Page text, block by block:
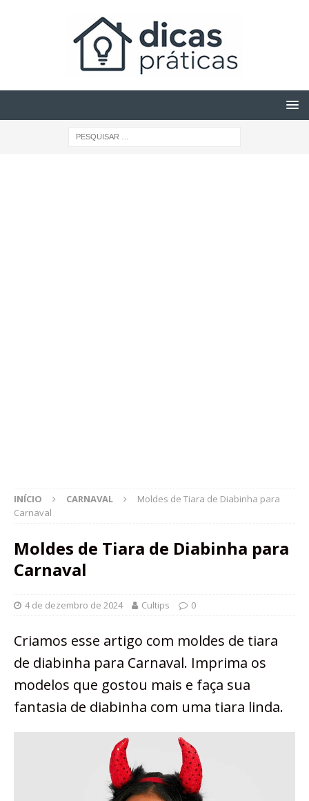
INÍCIO CARNAVAL
Moldes de Tiara de Diabinha para
Carnaval
Moldes de Tiara de Diabinha para
Carnaval
4 de dezembro de 2024 Cultips 0
Criamos esse artigo com moldes de tiara
de diabinha para Carnaval. Imprima os
modelos que gostou mais e faça sua
fantasia de diabinha com uma tiara linda.